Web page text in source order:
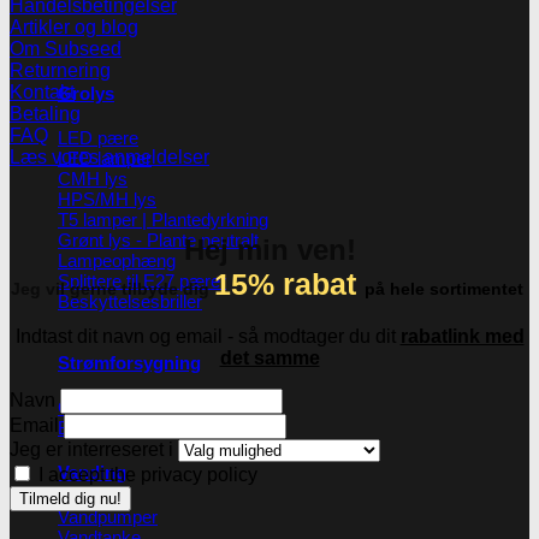
Grolys
LED pære
LED lamper
CMH lys
HPS/MH lys
T5 lamper | Plantedyrkning
Grønt lys - Plante neutralt
Lampeophæng
Splittere til E27 pærer
Beskyttelsesbriller
Strømforsygning
CMH ballaster
Ballaster til HPS/MH
Vanding
Vandpumper
Handelsbetingelser
Artikler og blog
Om Subseed
Returnering
Kontakt
Betaling
FAQ
Læs vores anmeldelser
Hej min ven!
Jeg vil gerne tilbyde dig15% rabat på hele sortimentet
Indtast dit navn og email - så modtager du dit rabatlink med
det samme
Navn
Email
Jeg er interreseret i
I accept the privacy policy